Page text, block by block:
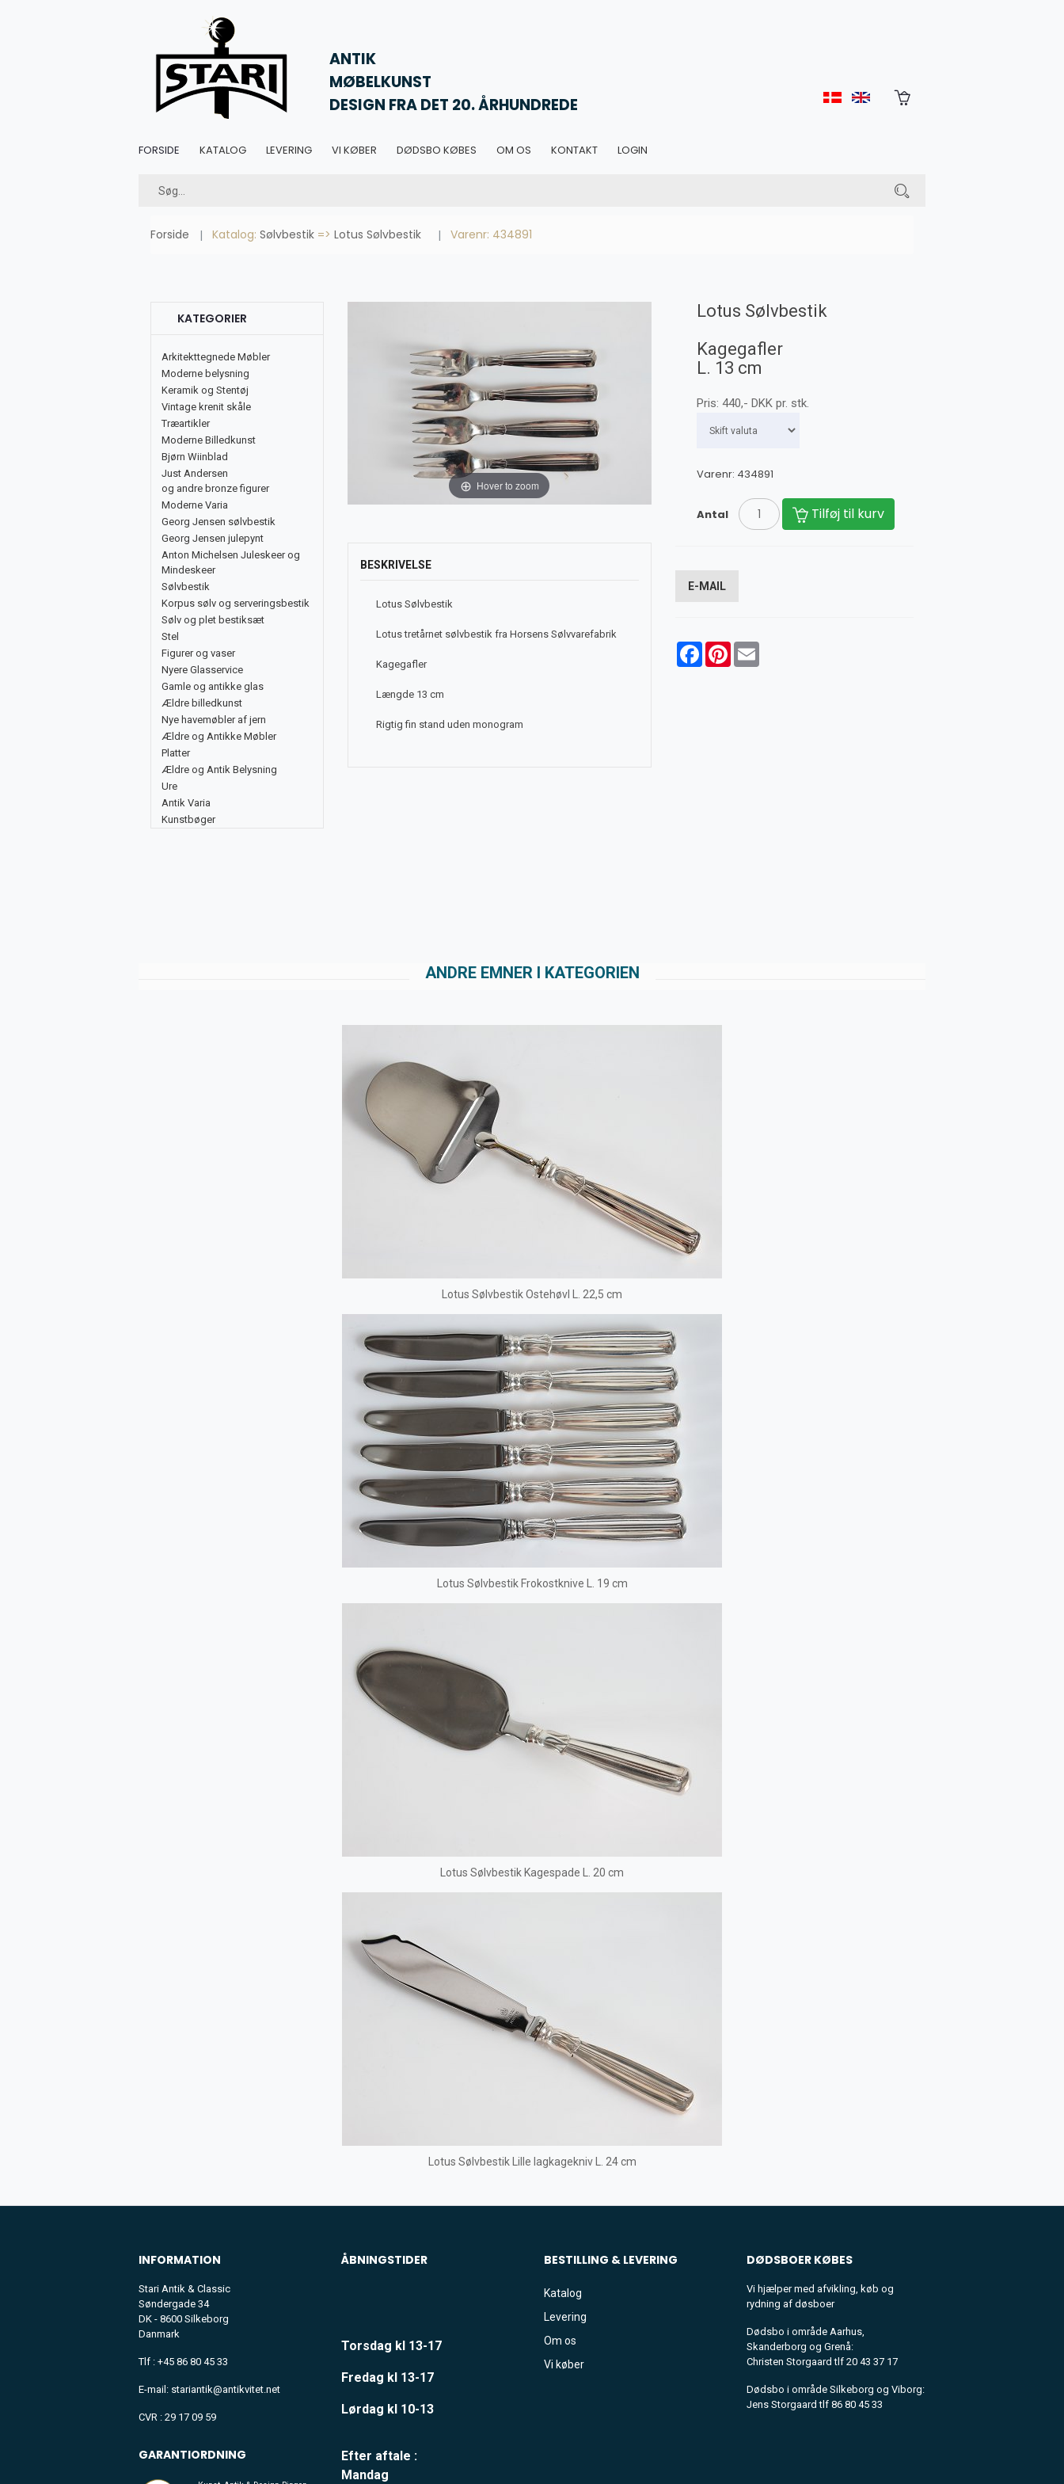
ANTIK
MØBELKUNST
DESIGN FRA DET 20. ÅRHUNDREDE
FORSIDE KATALOG LEVERING VI KØBER DØDSBO KØBES OM OS KONTAKT LOGIN
Forside Katalog: Sølvbestik=> Lotus Sølvbestik Varenr: 434891
KATEGORIER
Arkitekttegnede Møbler
Moderne belysning
Keramik og Stentøj
Vintage krenit skåle
Træartikler
Moderne Billedkunst
Bjørn Wiinblad
Just Andersen
og andre bronze figurer
Moderne Varia
Georg Jensen sølvbestik
Georg Jensen julepynt
Anton Michelsen Juleskeer og
Mindeskeer
Sølvbestik
Korpus sølv og serveringsbestik
Sølv og plet bestiksæt
Stel
Figurer og vaser
Nyere Glasservice
Gamle og antikke glas
Ældre billedkunst
Nye havemøbler af jern
Ældre og Antikke Møbler
Platter
Ældre og Antik Belysning
Ure
Antik Varia
Kunstbøger
Hover to zoom
BESKRIVELSE
Lotus Sølvbestik
Lotus tretårnet sølvbestik fra Horsens Sølvvarefabrik
Kagegafler
Længde 13 cm
Rigtig fin stand uden monogram
Lotus Sølvbestik
Kagegafler
L. 13 cm
Pris: 440,- DKKpr. stk.
Varenr: 434891
Antal Tilføj til kurv
E-MAIL
FacebookPinterestEmail
ANDRE EMNER I KATEGORIEN
Lotus Sølvbestik Ostehøvl L. 22,5 cm
Lotus Sølvbestik Frokostknive L. 19 cm
Lotus Sølvbestik Kagespade L. 20 cm
Lotus Sølvbestik Lille lagkagekniv L. 24 cm
INFORMATION
Stari Antik & Classic
Søndergade 34
DK - 8600 Silkeborg
Danmark
Tlf : +45 86 80 45 33
E-mail: stariantik@antikvitet.net
CVR : 29 17 09 59
GARANTIORDNING
ÅBNINGSTIDER
Torsdag kl 13-17
Fredag kl 13-17
Lørdag kl 10-13
Efter aftale :
Mandag
BESTILLING & LEVERING
Katalog
Levering
Om os
Vi køber
DØDSBOER KØBES
Vi hjælper med afvikling, køb og
rydning af døsboer
Dødsbo i område Aarhus,
Skanderborg og Grenå:
Christen Storgaard tlf 20 43 37 17
Dødsbo i område Silkeborg og Viborg:
Jens Storgaard tlf 86 80 45 33